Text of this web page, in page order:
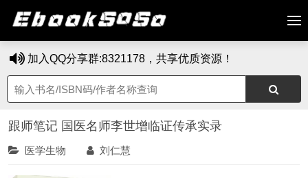
加入QQ分享群:8321178，共享优质资源！
跟师笔记 国医名师李世增临证传承实录
医学生物 刘仁慧